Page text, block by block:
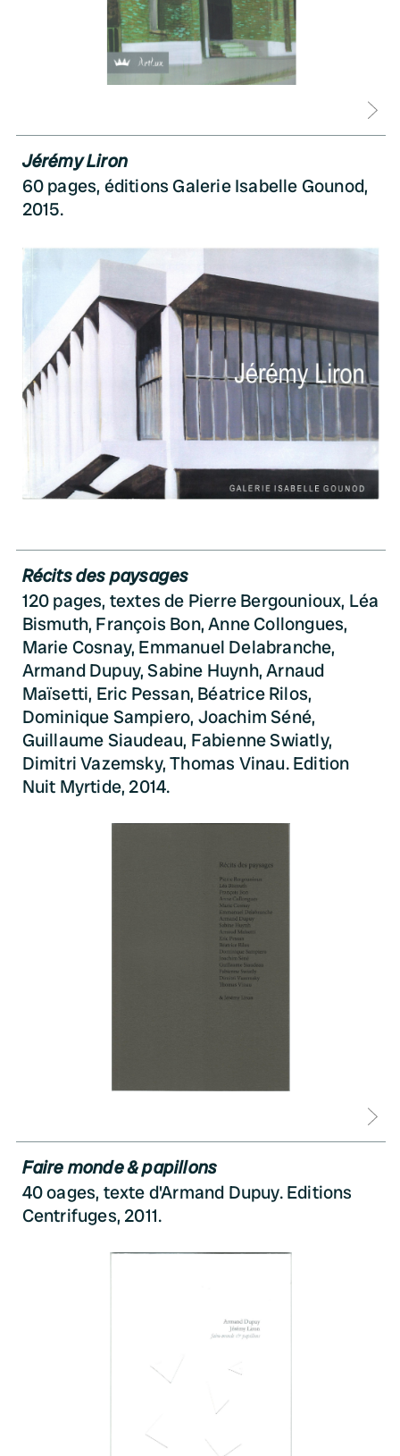
Jérémy Liron
60 pages, éditions Galerie Isabelle Gounod,
2015.
Récits des paysages
120 pages, textes de Pierre Bergounioux, Léa
Bismuth, François Bon, Anne Collongues,
Marie Cosnay, Emmanuel Delabranche,
Armand Dupuy, Sabine Huynh, Arnaud
Maïsetti, Eric Pessan, Béatrice Rilos,
Dominique Sampiero, Joachim Séné,
Guillaume Siaudeau, Fabienne Swiatly,
Dimitri Vazemsky, Thomas Vinau. Edition
Nuit Myrtide, 2014.
Faire monde & papillons
40 oages, texte d'Armand Dupuy. Editions
Centrifuges, 2011.